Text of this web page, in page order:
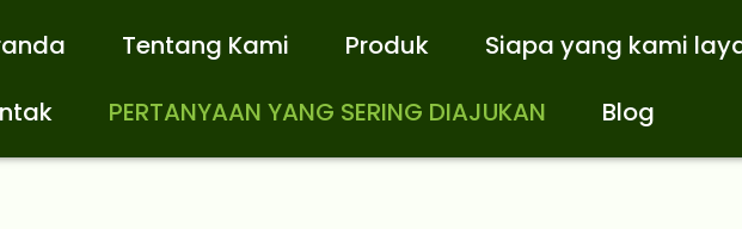
Tentang Kami Produk
Siapa yang kami
PERTANYAAN YANG SERING DIAJUKAN Blog